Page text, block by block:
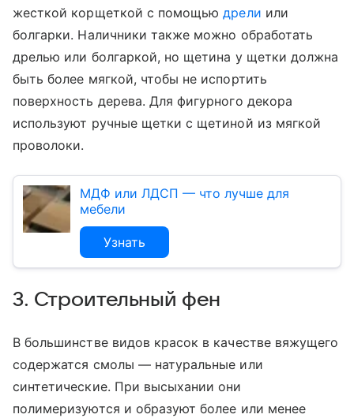
жесткой корщеткой с помощьюдрели или
болгарки. Наличники также можно обработать
дрелью или болгаркой, но щетина у щетки должна
быть более мягкой, чтобы не испортить
поверхность дерева. Для фигурного декора
используют ручные щетки с щетиной из мягкой
проволоки.
МДФ или ЛДСП — что лучше для
мебели
Узнать
3. Строительный фен
В большинстве видов красок в качестве вяжущего
содержатся смолы — натуральные или
синтетические. При высыхании они
полимеризуются и образуют более или менее